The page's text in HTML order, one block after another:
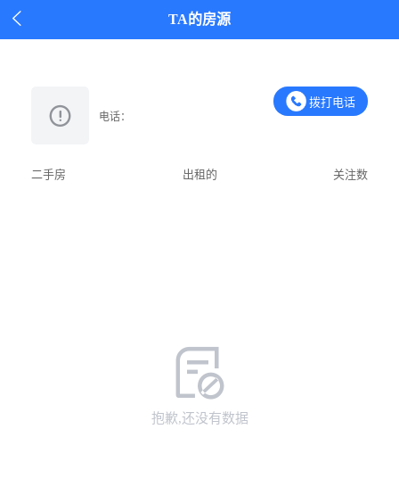
 TA的房源
电话：
拨打电话
二手房 出租的 关注数
抱歉,还没有数据
长按二维码，识别添加联系TA